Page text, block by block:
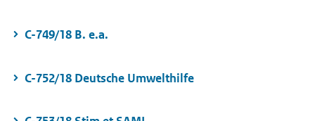
C-749/18 B. e.a.
C-752/18 Deutsche Umwelthilfe